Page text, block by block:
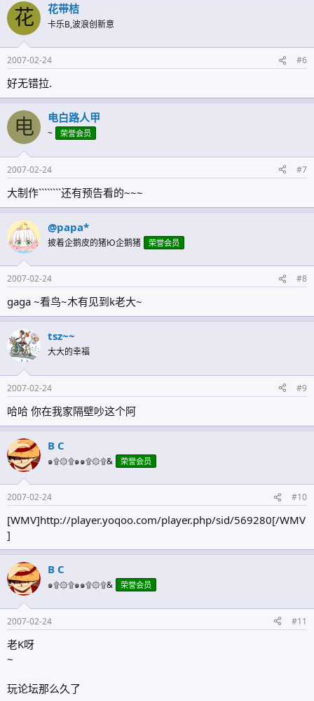
花 花带桔
卡乐B,波浪创新意
2007-02-24 #6
好无错拉.
电 电白路人甲
~ 荣誉会员
2007-02-24 #7
大制作````````还有预告看的~~~
@papa*
披着企鹅皮的猪Ю企鹅猪 荣誉会员
2007-02-24 #8
gaga ~看鸟~木有见到k老大~
tsz~~
大大的幸福
2007-02-24 #9
哈哈 你在我家隔壁吵这个阿
B C
๑۩۞۩๑๑۩۞۩& 荣誉会员
2007-02-24 #10
[WMV]http://player.yoqoo.com/player.php/sid/569280[/WMV
]
B C
๑۩۞۩๑๑۩۞۩& 荣誉会员
2007-02-24 #11
老K呀
~
玩论坛那么久了